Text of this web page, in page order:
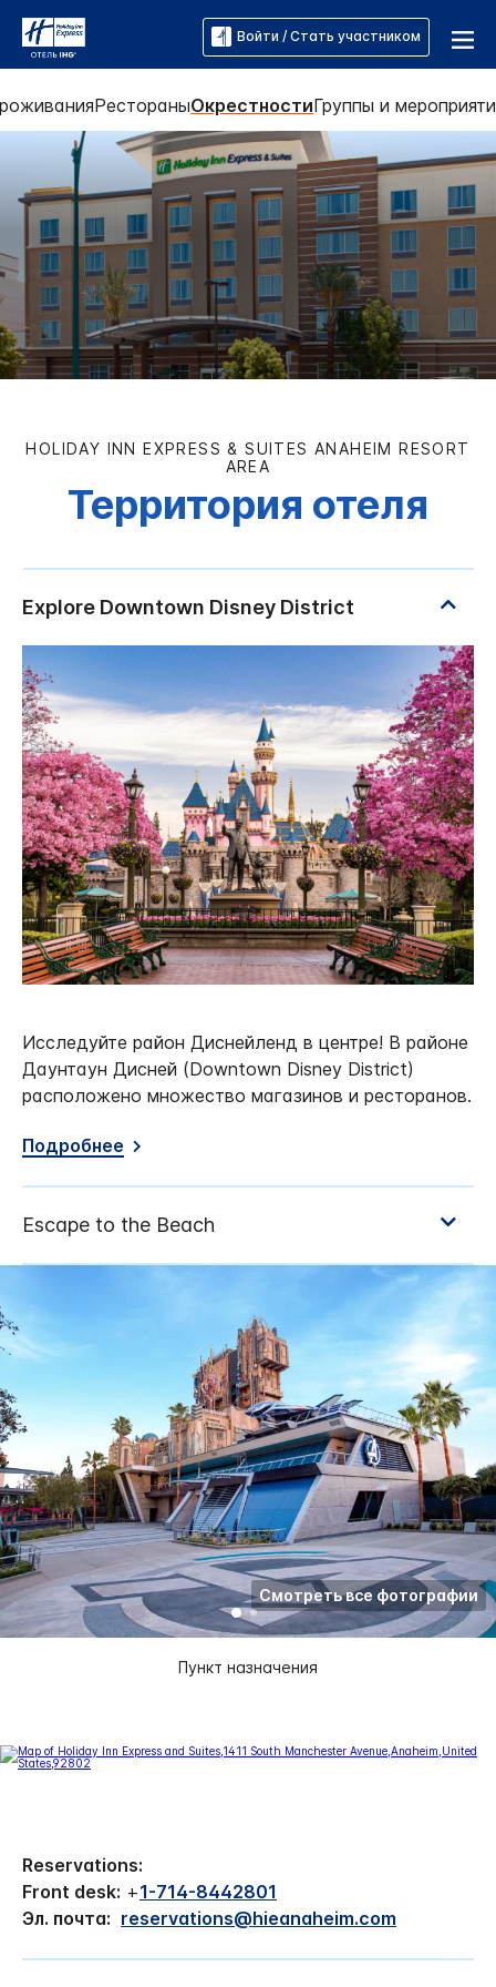
Войти / Стать участником
РестораныОкрестностиГруппы и
HOLIDAY INN EXPRESS & SUITES ANAHEIM RESORT
AREA
Территория отеля
Исследуйте район Диснейленд в центре! В районе
Даунтаун Дисней (Downtown Disney District)
расположено множество магазинов и ресторанов.
Подробнее
Пункт назначения
Смотреть все фотографии
Reservations:
Front desk: +1-714-8442801
Эл. почта: reservations@hieanaheim.com